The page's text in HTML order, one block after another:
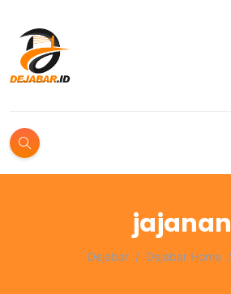
jajanan
Dejabar Dejabar Home